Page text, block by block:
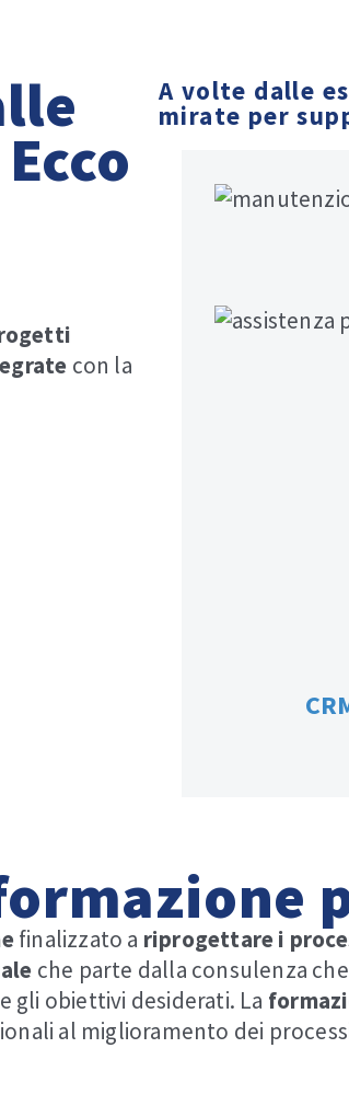
con la
A volte dalle
mirate per
finalizzato a riprogettare i
che parte dalla consulenza
gli obiettivi desiderati. La
al miglioramento dei